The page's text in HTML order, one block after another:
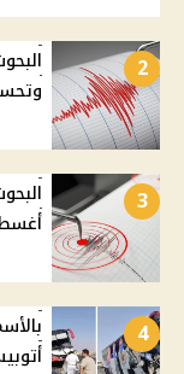
2
3
4